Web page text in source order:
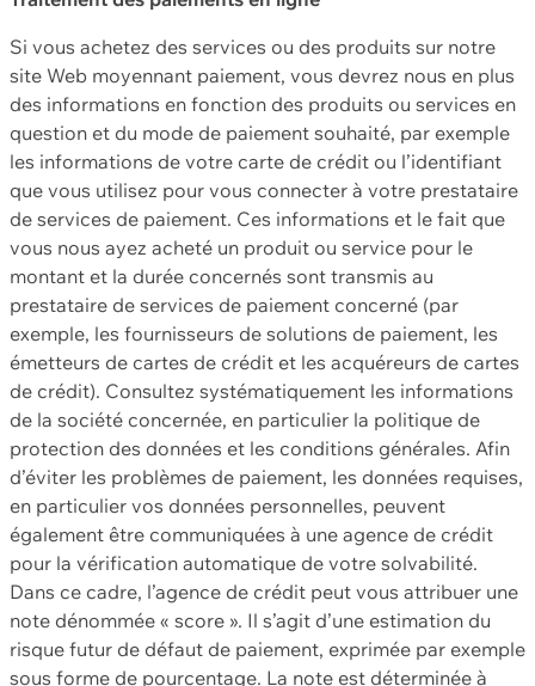
Si vous achetez des services ou des produits sur notre
site Web moyennant paiement, vous devrez nous en plus
des informations en fonction des produits ou services en
question et du mode de paiement souhaité, par exemple
les informations de votre carte de crédit ou l’identifiant
que vous utilisez pour vous connecter à votre prestataire
de services de paiement. Ces informations et le fait que
vous nous ayez acheté un produit ou service pour le
montant et la durée concernés sont transmis au
prestataire de services de paiement concerné (par
exemple, les fournisseurs de solutions de paiement, les
émetteurs de cartes de crédit et les acquéreurs de cartes
de crédit). Consultez systématiquement les informations
de la société concernée, en particulier la politique de
protection des données et les conditions générales. Afin
d’éviter les problèmes de paiement, les données requises,
en particulier vos données personnelles, peuvent
également être communiquées à une agence de crédit
pour la vérification automatique de votre solvabilité.
Dans ce cadre, l’agence de crédit peut vous attribuer une
note dénommée « score ». Il s’agit d’une estimation du
risque futur de défaut de paiement, exprimée par exemple
sous forme de pourcentage. La note est déterminée à